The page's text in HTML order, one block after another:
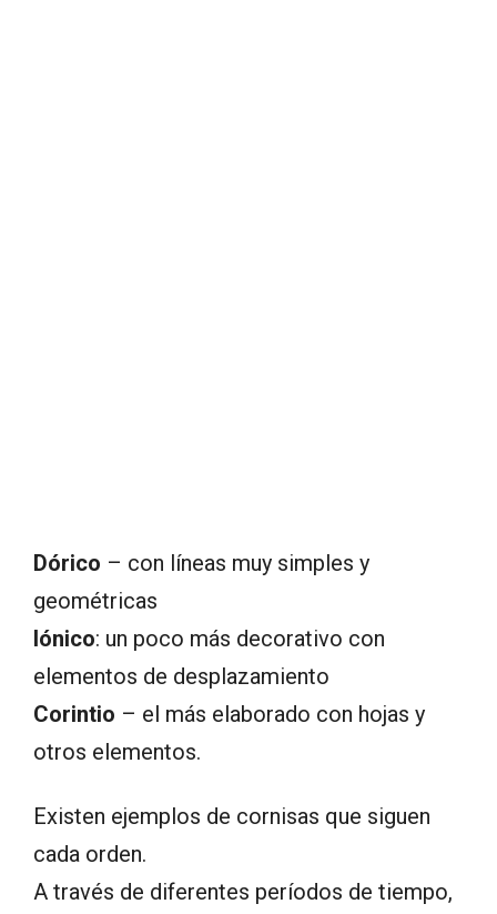
Dórico – con líneas muy simples y
geométricas
Iónico: un poco más decorativo con
elementos de desplazamiento
Corintio – el más elaborado con hojas y
otros elementos.
Existen ejemplos de cornisas que siguen
cada orden.
A través de diferentes períodos de tiempo,